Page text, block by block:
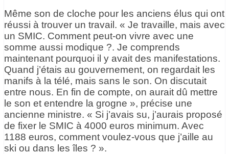
Même son de cloche pour les anciens élus qui ont
réussi à trouver un travail. « Je travaille, mais avec
un SMIC. Comment peut-on vivre avec une
somme aussi modique ?. Je comprends
maintenant pourquoi il y avait des manifestations.
Quand j’étais au gouvernement, on regardait les
manifs à la télé, mais sans le son. On discutait
entre nous. En fin de compte, on aurait dû mettre
le son et entendre la grogne », précise une
ancienne ministre. « Si j’avais su, j’aurais proposé
de fixer le SMIC à 4000 euros minimum. Avec
1188 euros, comment voulez-vous que j’aille au
ski ou dans les îles ? ».